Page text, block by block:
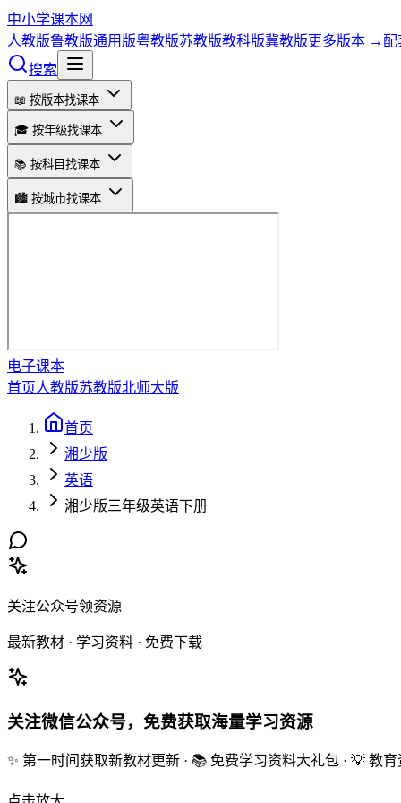
中小学课本网
人教版鲁教版通用版粤教版苏教版教科版冀教版更多版本 → 配
搜索
📖 按版本找课本
🎓 按年级找课本
📚 按科目找课本
🏙️ 按城市找课本
电子课本
首页人教版苏教版北师大版
首页
湘少版
英语
湘少版三年级英语下册
关注公众号领资源
最新教材 · 学习资料 · 免费下载
关注微信公众号，免费获取海量学习资源
✨ 第一时间获取新教材更新 · 📚 免费学习资料大礼包 · 💡 教